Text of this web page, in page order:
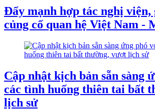
Đẩy mạnh hợp tác nghị viện,
củng cố quan hệ Việt Nam -
Cập nhật kịch bản sẵn sàng
các tình huống thiên tai bất
lịch sử